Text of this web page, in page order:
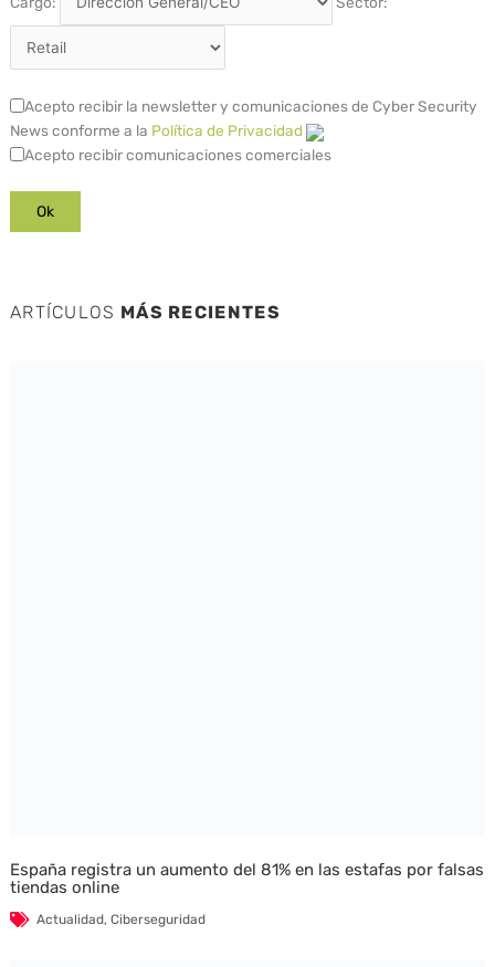
Acepto recibir la newsletter y comunicaciones de Cyber Security
News conforme a la Política de Privacidad
Acepto recibir comunicaciones comerciales
ARTÍCULOS MÁS RECIENTES
España registra un aumento del 81% en las estafas por falsas
tiendas online
Actualidad, Ciberseguridad